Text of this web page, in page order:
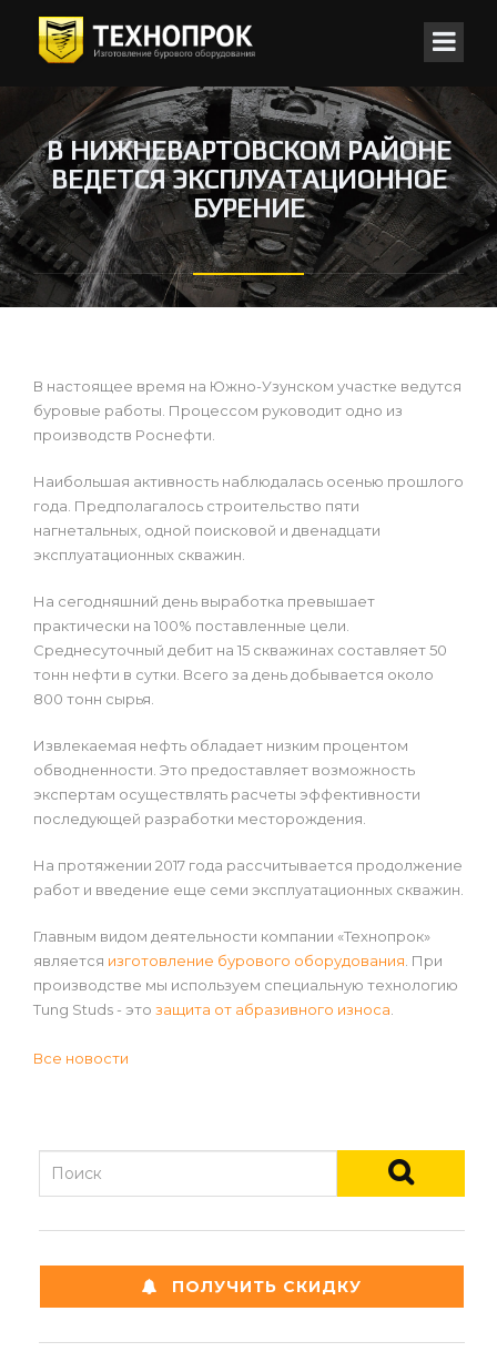
В НИЖНЕВАРТОВСКОМ РАЙОНЕ
ВЕДЕТСЯ ЭКСПЛУАТАЦИОННОЕ
БУРЕНИЕ
В настоящее время на Южно-Узунском участке ведутся
буровые работы. Процессом руководит одно из
производств Роснефти.
Наибольшая активность наблюдалась осенью прошлого
года. Предполагалось строительство пяти
нагнетальных, одной поисковой и двенадцати
эксплуатационных скважин.
На сегодняшний день выработка превышает
практически на 100% поставленные цели.
Среднесуточный дебит на 15 скважинах составляет 50
тонн нефти в сутки. Всего за день добывается около
800 тонн сырья.
Извлекаемая нефть обладает низким процентом
обводненности. Это предоставляет возможность
экспертам осуществлять расчеты эффективности
последующей разработки месторождения.
На протяжении 2017 года рассчитывается продолжение
работ и введение еще семи эксплуатационных скважин.
Главным видом деятельности компании «Технопрок»
является изготовление бурового оборудования . При
производстве мы используем специальную технологию
Tung Studs - это защита от абразивного износа
Все новости
ПОЛУЧИТЬ СКИДКУ